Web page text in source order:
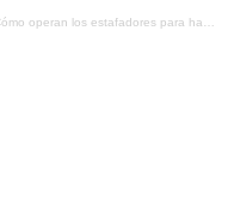
estafadores para hackear cuentas en Facebook e Instagram?